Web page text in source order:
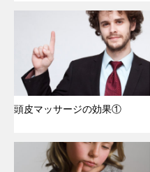
頭皮マッサージの効果①